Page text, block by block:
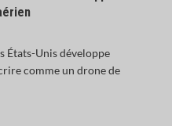
États-Unis développe
comme un drone de